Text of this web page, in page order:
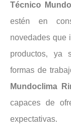
Técnico
estén en
novedades que
productos, ya
formas de
Mundoclima
capaces de
expectativas.